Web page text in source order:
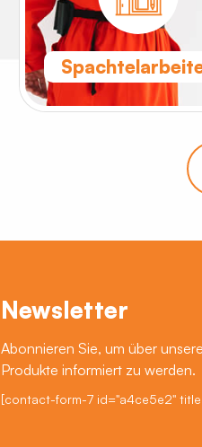
Newsletter
Abonnieren Sie, um über
Produkte informiert zu werden.
[contact-form-7 id="a4ce5e2"